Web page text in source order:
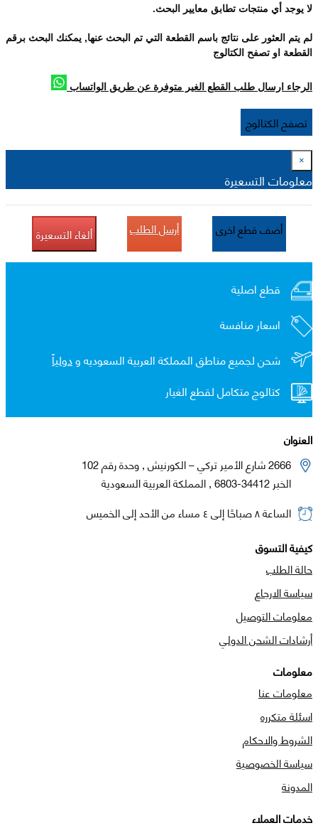
لا يوجد أي منتجات تطابق معايير البحث.
لم يتم العثور على نتائج باسم القطعة التي تم البحث عنها, يمكنك البحث برقم
القطعة او تصفح الكتالوج
الرجاء ارسال طلب القطع الغير متوفرة عن طريق الواتساب
تصفح الكتالوج
×
معلومات التسعيرة
أضف قطع اخرى أرسل الطلب ألغاء التسعيرة
قطع اصلية
اسعار منافسة
شحن لجميع مناطق المملكة العربية السعوديه ودولياً
كتالوج متكامل لقطع الغيار
العنوان
2666 شارع الأمير تركي – الكورنيش , وحدة رقم 102
الخبر 34412-6803 , المملكة العربية السعودية
الساعة ٨ صباحًا إلى ٤ مساء من الأحد إلى الخميس
كيفية التسوق
حالة الطلب
سياسة الارجاع
معلومات التوصيل
أرشادات الشحن الدولي
معلومات
معلومات عنا
اسئلة متكرره
الشروط والاحكام
سياسة الخصوصية
المدونة
خدمات العملاء